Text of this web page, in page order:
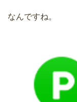
なんですね。